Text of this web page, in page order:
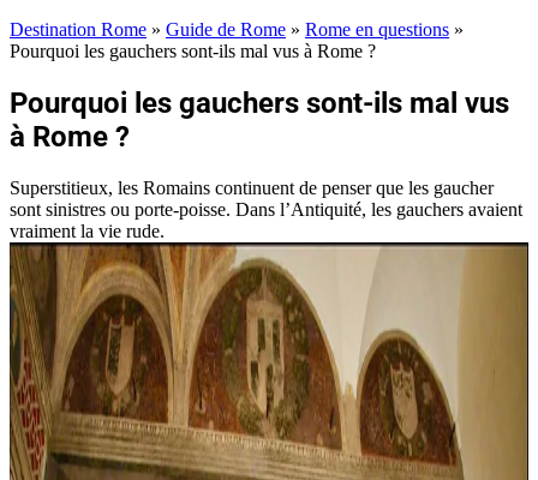
Destination Rome » Guide de Rome » Rome en questions »
Pourquoi les gauchers sont-ils mal vus à Rome ?
Pourquoi les gauchers sont-ils mal vus
à Rome ?
Superstitieux, les Romains continuent de penser que les gaucher
sont sinistres ou porte-poisse. Dans l’Antiquité, les gauchers avaient
vraiment la vie rude.